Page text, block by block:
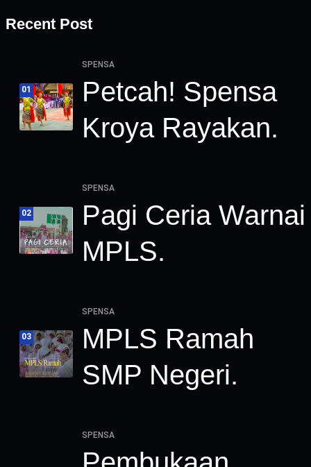
Recent Post
01
SPENSA
Petcah! Spensa
Kroya Rayakan.
02
SPENSA
Pagi Ceria Warnai
MPLS.
03
SPENSA
MPLS Ramah
SMP Negeri.
SPENSA